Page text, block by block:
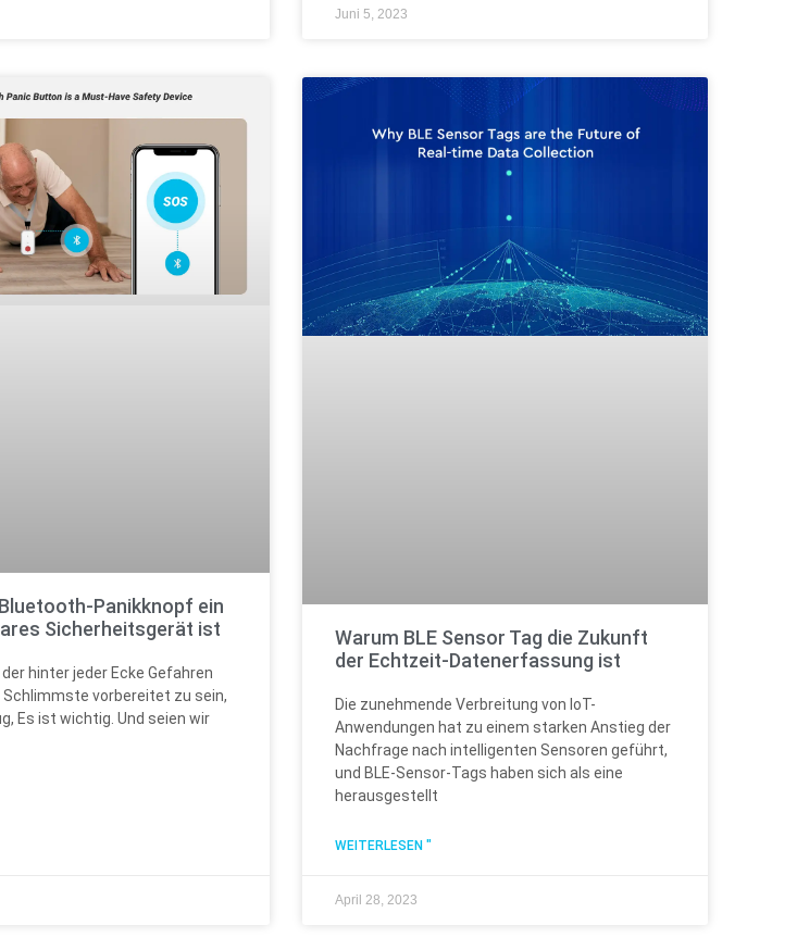
Juni 5, 2023
Panikknopf ein
Sicherheitsgerät ist
der hinter jeder Ecke Gefahren
Schlimmste vorbereitet zu sein,
Es ist wichtig. Und seien wir
Warum BLE Sensor Tag die Zukunft
der Echtzeit-Datenerfassung ist
Die zunehmende Verbreitung von IoT-
Anwendungen hat zu einem starken Anstieg der
Nachfrage nach intelligenten Sensoren geführt,
und BLE-Sensor-Tags haben sich als eine
herausgestellt
WEITERLESEN "
April 28, 2023